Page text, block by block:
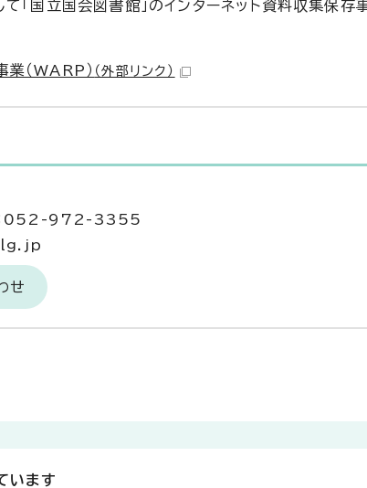
「国立国会図書館」のインターネット資料収集保存
業（WARP） （外部リンク）
：052-972-3355
せ
います